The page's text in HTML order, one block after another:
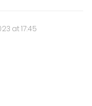
at 17:45